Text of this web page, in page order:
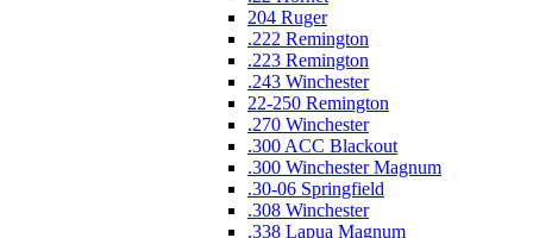
204 Ruger
.222 Remington
.223 Remington
.243 Winchester
22-250 Remington
.270 Winchester
.300 ACC Blackout
.300 Winchester Magnum
.30-06 Springfield
.308 Winchester
.338 Lapua Magnum